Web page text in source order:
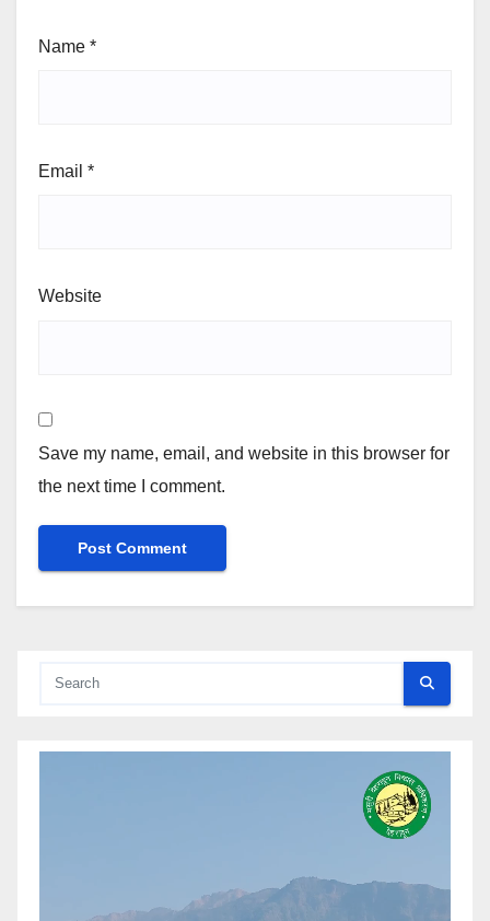
Name *
Email *
Website
Save my name, email, and website in this browser for
the next time I comment.